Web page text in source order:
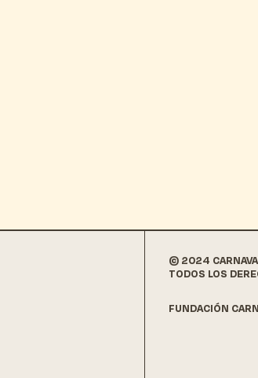
© 2024
TODOS LOS
FUNDACIÓN